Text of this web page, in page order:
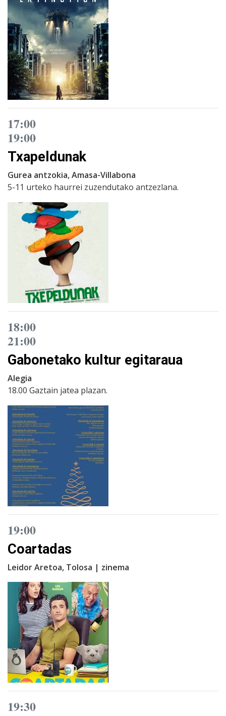
17:00
19:00
Txapeldunak
Gurea antzokia, Amasa-Villabona
5-11 urteko haurrei zuzendutako antzezlana.
18:00
21:00
Gabonetako kultur egitaraua
Alegia
18.00 Gaztain jatea plazan.
19:00
Coartadas
Leidor Aretoa, Tolosa | zinema
19:30